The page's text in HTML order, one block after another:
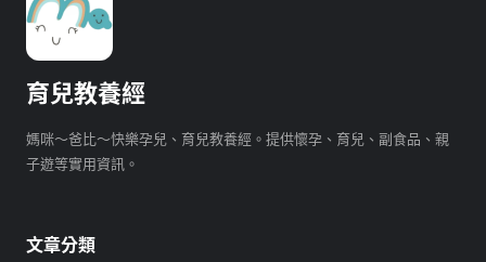
育兒教養經
媽咪～爸比～快樂孕兒、育兒教養經。提供懷孕、育兒、副食品、親
子遊等實用資訊。
文章分類